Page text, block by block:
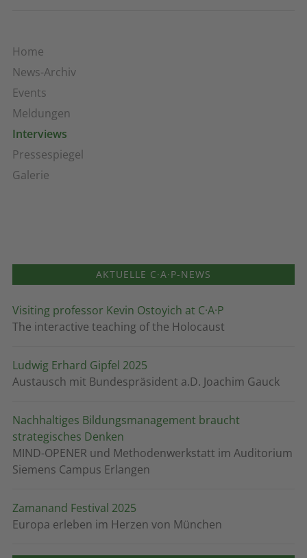
Home
News-Archiv
Events
Meldungen
Interviews
Pressespiegel
Galerie
AKTUELLE C·A·P-NEWS
Visiting professor Kevin Ostoyich at C·A·P
The interactive teaching of the Holocaust
Ludwig Erhard Gipfel 2025
Austausch mit Bundespräsident a.D. Joachim Gauck
Nachhaltiges Bildungsmanagement braucht
strategisches Denken
MIND-OPENER und Methodenwerkstatt im Auditorium
Siemens Campus Erlangen
Zamanand Festival 2025
Europa erleben im Herzen von München